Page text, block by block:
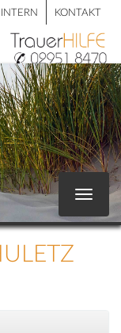
INTERN KONTAKT
Toggle